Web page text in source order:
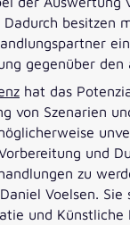
besitzen
gegenüber den
hat das
von Szenarien
und
zu
Voelsen. Sie
und Künstliche